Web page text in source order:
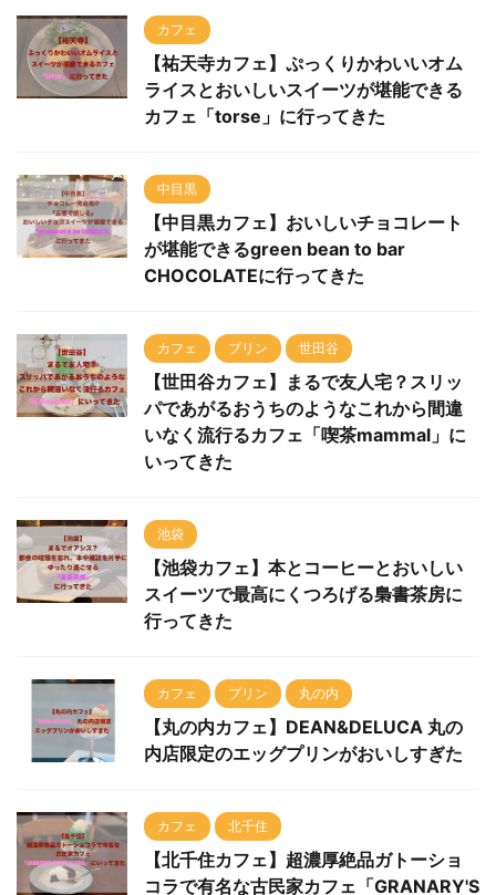
カフェ
【祐天寺カフェ】ぷっくりかわいいオム
ライスとおいしいスイーツが堪能できる
カフェ「torse」に行ってきた
中目黒
【中目黒カフェ】おいしいチョコレート
が堪能できるgreen bean to bar
CHOCOLATEに行ってきた
カフェ プリン 世田谷
【世田谷カフェ】まるで友人宅？スリッ
パであがるおうちのようなこれから間違
いなく流行るカフェ「喫茶mammal」に
いってきた
池袋
【池袋カフェ】本とコーヒーとおいしい
スイーツで最高にくつろげる梟書茶房に
行ってきた
カフェ プリン 丸の内
【丸の内カフェ】DEAN&DELUCA 丸の
内店限定のエッグプリンがおいしすぎた
カフェ 北千住
【北千住カフェ】超濃厚絶品ガトーショ
コラで有名な古民家カフェ「GRANARY'S